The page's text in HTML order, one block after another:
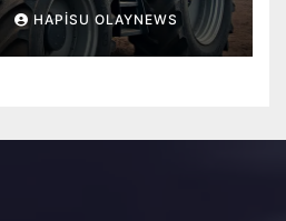
HAPISU OLAYNEWS